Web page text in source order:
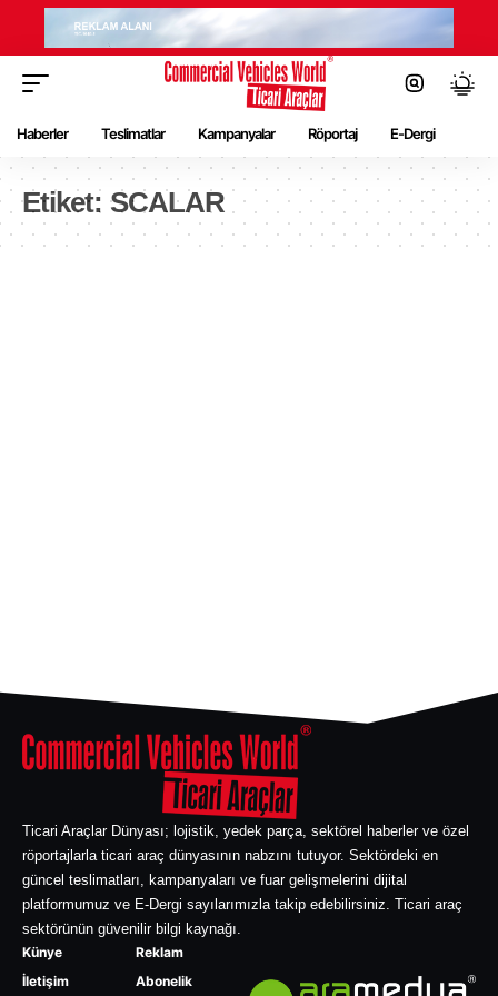
Haberler Teslimatlar Kampanyalar Röportaj E-Dergi
Etiket: SCALAR
Ticari Araçlar Dünyası; lojistik, yedek parça, sektörel haberler ve özel
röportajlarla ticari araç dünyasının nabzını tutuyor. Sektördeki en
güncel teslimatları, kampanyaları ve fuar gelişmelerini dijital
platformumuz ve E-Dergi sayılarımızla takip edebilirsiniz. Ticari araç
sektörünün güvenilir bilgi kaynağı.
Künye
İletişim
Reklam
Abonelik